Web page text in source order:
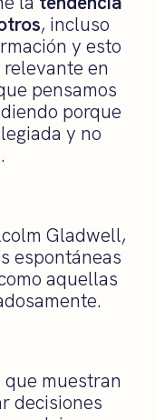
, incluso
y esto
en
pensamos
porque
y no
Gladwell,
espontáneas
aquellas
que muestran
decisiones